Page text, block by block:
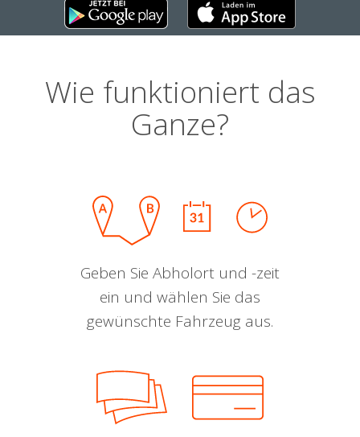
Wie funktioniert das
Ganze?
Geben Sie Abholort und -zeit
ein und wählen Sie das
gewünschte Fahrzeug aus.